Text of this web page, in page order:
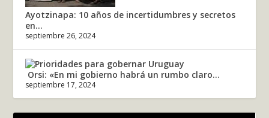
Ayotzinapa: 10 años de incertidumbres y secretos
en...
septiembre 26, 2024
Orsi: «En mi gobierno habrá un rumbo claro...
septiembre 17, 2024